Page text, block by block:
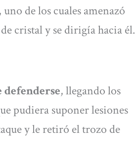
de los cuales amenazó
cristal y se dirigía hacia él.
, llegando los
pudiera suponer lesiones
y le retiró el trozo de